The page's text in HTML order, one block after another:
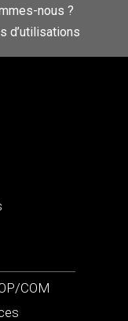
nous ?
d’utilisations
COM